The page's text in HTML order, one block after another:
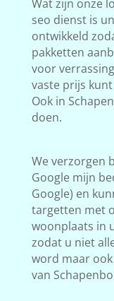
Wat zijn onze
seo dienst is
ontwikkeld
pakketten
voor
vaste prijs
Ook in
doen.
We verzorgen
Google mijn
Google) en
targetten met
woonplaats in
zodat u niet
word maar
van